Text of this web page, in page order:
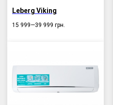
Leberg Viking
15 999—39 999 грн.